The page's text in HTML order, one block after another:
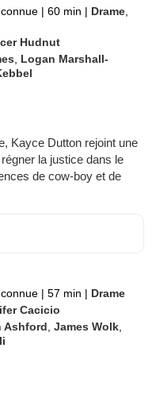
| 60 min | Drame
Hudnut
Logan Marshall-
Kayce Dutton rejoint une
la justice dans le
de cow-boy et de
| 57 min | Drame
Cacicio
Ashford ,James Wolk